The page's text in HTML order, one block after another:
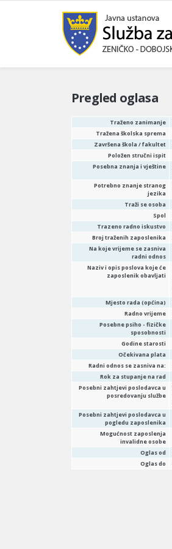
Pregled oglasa
Traženo zanimanje
Tražena školska sprema
Završena škola / fakultet
Položen stručni ispit
Posebna znanja i vještine
Potrebno znanje stranog
jezika
Traži se osoba
Spol
Trazeno radno iskustvo
Broj traženih zaposlenika
Na koje vrijeme se zasniva
radni odnos
Naziv i opis poslova koje će
zaposlenik obavljati
Mjesto rada (općina)
Radno vrijeme
Posebne psiho - fizičke
sposobnosti
Godine starosti
Očekivana plata
Radni odnos se zasniva na:
Rok za stupanje na rad
Posebni zahtjevi poslodavca u
posredovanju službe
Posebni zahtjevi poslodavca u
pogledu zaposlenika
Mogućnost zaposlenja
invalidne osobe
Oglas od
Oglas do